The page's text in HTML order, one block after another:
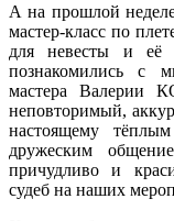
А на прошлой
мастер-класс по
для невесты и её
познакомились с
мастера Валерии
неповторимый,
настоящему
дружеским
причудливо и
судеб на наших